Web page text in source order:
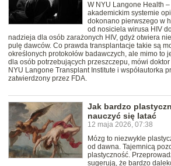
W NYU Langone Health
akademickim systemie
dokonano pierwszego w
od nosiciela wirusa HIV
nadzieja dla osób zarażonych HIV, gdyż otwiera
pulę dawców. Co prawda transplantacje takie są
określonych protokołów badawczych, ale mimo to
dla osób potrzebujących przeszczepu, mówi
NYU Langone Transplant Institute i współautorka
zatwierdzony przez FDA.
Jak bardzo
nauczyć się latać
12 maja 2026, 07:38
Mózg to niezwykle
od dawna. Tajemnicą
plastyczność.
sugerują, że bardzo